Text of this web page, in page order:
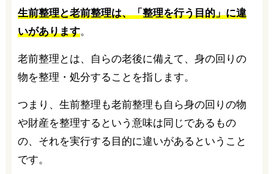
生前整理と老前整理は、「整理を行う目的」に違
いがあります。
老前整理とは、自らの老後に備えて、身の回りの
物を整理・処分することを指します。
つまり、生前整理も老前整理も自ら身の回りの物
や財産を整理するという意味は同じであるもの
の、それを実行する目的に違いがあるということ
です。